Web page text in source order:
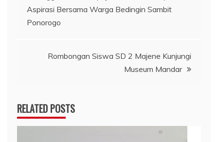
pos
Aspirasi Bersama Warga Bedingin Sambit
Ponorogo
Rombongan Siswa SD 2 Majene Kunjungi
Museum Mandar
RELATED POSTS